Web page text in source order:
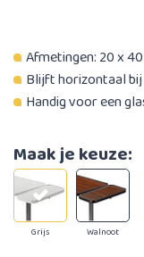
Afmetingen: 20 x
Blijft horizontaal
Handig voor een
Maak je keuze:
Grijs Walnoot